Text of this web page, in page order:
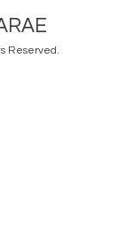
Reserved.